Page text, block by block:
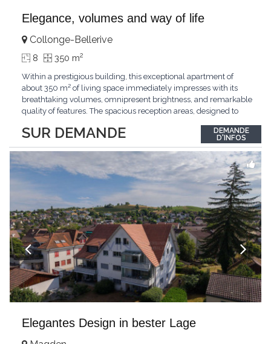
Elegance, volumes and way of life
SUR DEMANDE
Collonge-Bellerive
8 350 m2
Within a prestigious building, this exceptional apartment of
about 350 m² of living space immediately impresses with its
breathtaking volumes, omnipresent brightness, and remarkable
quality of features. The spacious reception areas, designed to
outdoor spaces bathed in greenery. The bedrooms also have
direct access to the outdoors, offering...
DEMANDE
D'INFOS
Elegantes Design in bester Lage